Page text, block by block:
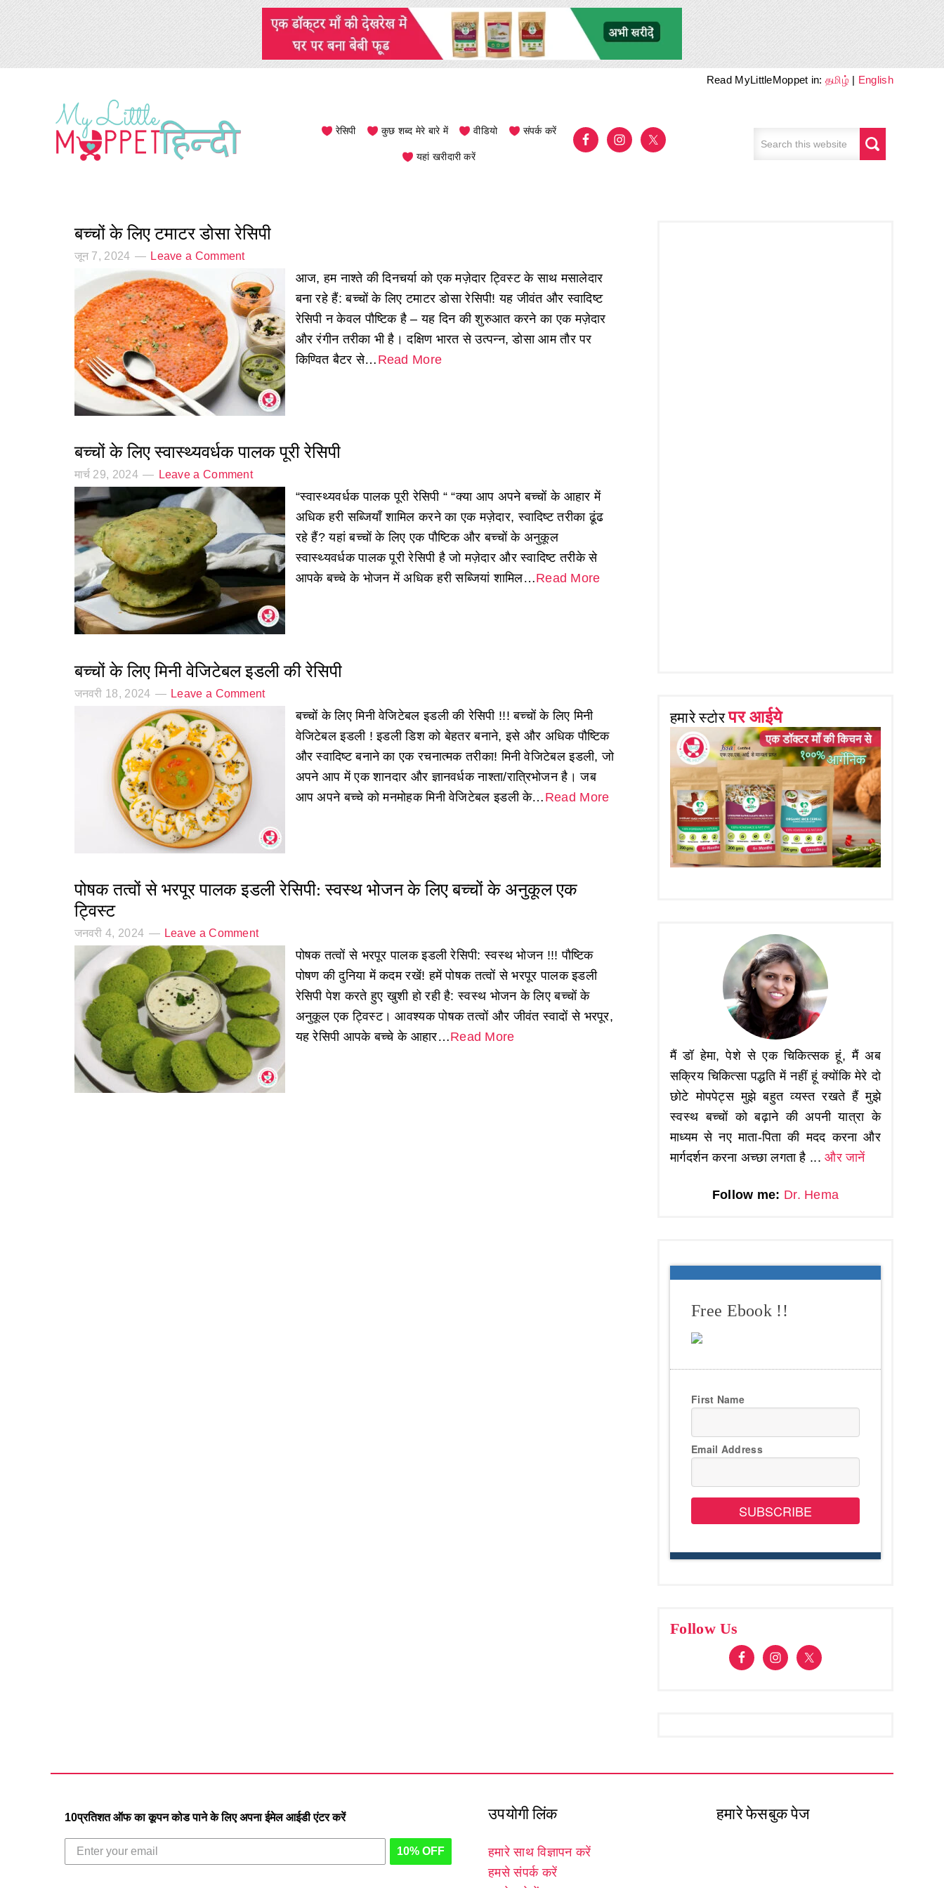
Read MyLittleMoppet in:தமிழ் | English
रेसिपी कुछ शब्द मेरे बारे में वीडियो संपर्क करें
यहां खरीदारी करें
बच्चों के लिए टमाटर डोसा रेसिपी
जून 7, 2024 Leave a Comment
आज, हम नाश्ते की दिनचर्या को एक मज़ेदार ट्विस्ट के साथ मसालेदार
बना रहे हैं: बच्चों के लिए टमाटर डोसा रेसिपी! यह जीवंत और स्वादिष्ट
रेसिपी न केवल पौष्टिक है – यह दिन की शुरुआत करने का एक मज़ेदार
और रंगीन तरीका भी है। दक्षिण भारत से उत्पन्न, डोसा आम तौर पर
किण्वित बैटर से… Read More
बच्चों के लिए स्वास्थ्यवर्धक पालक पूरी रेसिपी
मार्च 29, 2024 Leave a Comment
“स्वास्थ्यवर्धक पालक पूरी रेसिपी “ “क्या आप अपने बच्चों के आहार में
अधिक हरी सब्जियाँ शामिल करने का एक मज़ेदार, स्वादिष्ट तरीका ढूंढ
रहे हैं? यहां बच्चों के लिए एक पौष्टिक और बच्चों के अनुकूल
स्वास्थ्यवर्धक पालक पूरी रेसिपी है जो मज़ेदार और स्वादिष्ट तरीके से
आपके बच्चे के भोजन में अधिक हरी सब्जियां शामिल…Read More
बच्चों के लिए मिनी वेजिटेबल इडली की रेसिपी
जनवरी 18, 2024 Leave a Comment
बच्चों के लिए मिनी वेजिटेबल इडली की रेसिपी !!! बच्चों के लिए मिनी
वेजिटेबल इडली ! इडली डिश को बेहतर बनाने, इसे और अधिक पौष्टिक
और स्वादिष्ट बनाने का एक रचनात्मक तरीका! मिनी वेजिटेबल इडली, जो
अपने आप में एक शानदार और ज्ञानवर्धक नाश्ता/रात्रिभोजन है। जब
आप अपने बच्चे को मनमोहक मिनी वेजिटेबल इडली के… Read More
पोषक तत्वों से भरपूर पालक इडली रेसिपी: स्वस्थ भोजन के लिए बच्चों के अनुकूल एक
ट्विस्ट
जनवरी 4, 2024 Leave a Comment
पोषक तत्वों से भरपूर पालक इडली रेसिपी: स्वस्थ भोजन !!! पौष्टिक
पोषण की दुनिया में कदम रखें! हमें पोषक तत्वों से भरपूर पालक इडली
रेसिपी पेश करते हुए खुशी हो रही है: स्वस्थ भोजन के लिए बच्चों के
अनुकूल एक ट्विस्ट। आवश्यक पोषक तत्वों और जीवंत स्वादों से भरपूर,
यह रेसिपी आपके बच्चे के आहार…Read More
हमारे स्टोरपर आईये
मैं डॉ हेमा, पेशे से एक चिकित्सक हूं, मैं अब
सक्रिय चिकित्सा पद्धति में नहीं हूं क्योंकि मेरे दो
छोटे मोपपेट्स मुझे बहुत व्यस्त रखते हैं मुझे
स्वस्थ बच्चों को बढ़ाने की अपनी यात्रा के
माध्यम से नए माता-पिता की मदद करना और
मार्गदर्शन करना अच्छा लगता है ...और जानें
Follow me: Dr. Hema
Free Ebook !!
First Name
Email Address
SUBSCRIBE
Follow Us
10प्रतिशत ऑफ का कूपन कोड पाने के लिए अपना ईमेल आईडी एंटर करें
10% OFF
उपयोगी लिंक
हमारे साथ विज्ञापन करें
हमसे संपर्क करें
हमारे फेसबुक पेज